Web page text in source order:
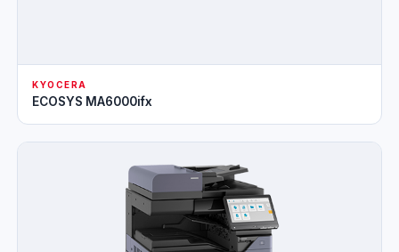
KYOCERA
ECOSYS MA6000ifx